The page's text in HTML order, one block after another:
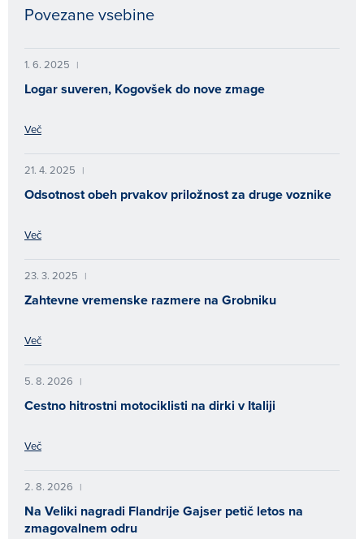
Povezane vsebine
1. 6. 2025 |
Logar suveren, Kogovšek do nove zmage
Več
21. 4. 2025 |
Odsotnost obeh prvakov priložnost za druge voznike
Več
23. 3. 2025 |
Zahtevne vremenske razmere na Grobniku
Več
5. 8. 2026 |
Cestno hitrostni motociklisti na dirki v Italiji
Več
2. 8. 2026 |
Na Veliki nagradi Flandrije Gajser petič letos na
zmagovalnem odru